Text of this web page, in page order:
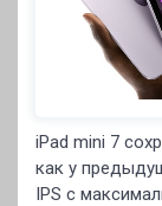
iPad mini 7
как у
IPS с